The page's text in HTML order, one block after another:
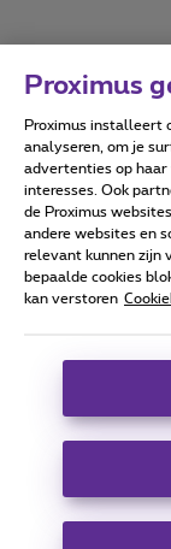
Alle rechten
Algemene
Deze website is
Koning Albert II-
Carrier &
Proximus
Proximus installeert
analyseren, om je
advertenties op
interesses. Ook
de Proximus
andere websites en
relevant kunnen zijn
bepaalde cookies
kan verstoren